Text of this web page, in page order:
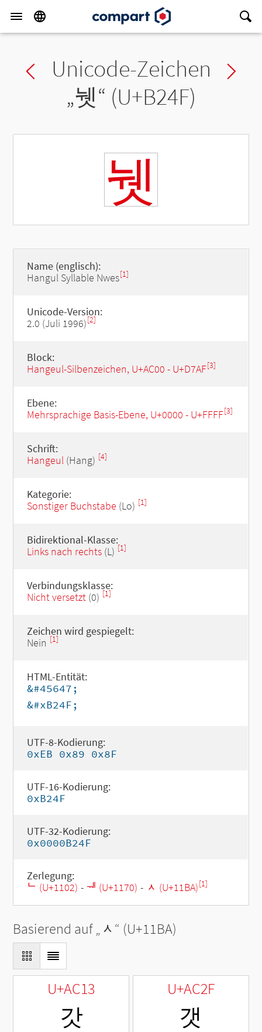
Previous char
Unicode-Zeichen
„뉏“ (U+B24F)
뉏
Name (englisch):
Hangul Syllable Nwes[1]
Unicode-Version:
2.0 (Juli 1996)[2]
Block:
Hangeul-Silbenzeichen, U+AC00 - U+D7AF[3]
Ebene:
Mehrsprachige Basis-Ebene, U+0000 - U+FFFF[3]
Schrift:
Hangeul(Hang) [4]
Kategorie:
Sonstiger Buchstabe (Lo) [1]
Bidirektional-Klasse:
Links nach rechts(L) [1]
Verbindungsklasse:
Nicht versetzt(0) [1]
Zeichen wird gespiegelt:
Nein [1]
HTML-Entität:
&#45647;
&#xB24F;
UTF-8-Kodierung:
0xEB 0x89 0x8F
UTF-16-Kodierung:
0xB24F
UTF-32-Kodierung:
0x0000B24F
Zerlegung:
ᄂ (U+1102) - ᅰ (U+1170) - ᆺ (U+11BA)[1]
Basierend auf „ᆺ“ (U+11BA)
U+AC13
갓
U+AC2F
갯